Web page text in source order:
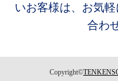
いお客様は、お気
合わ
Copyright©